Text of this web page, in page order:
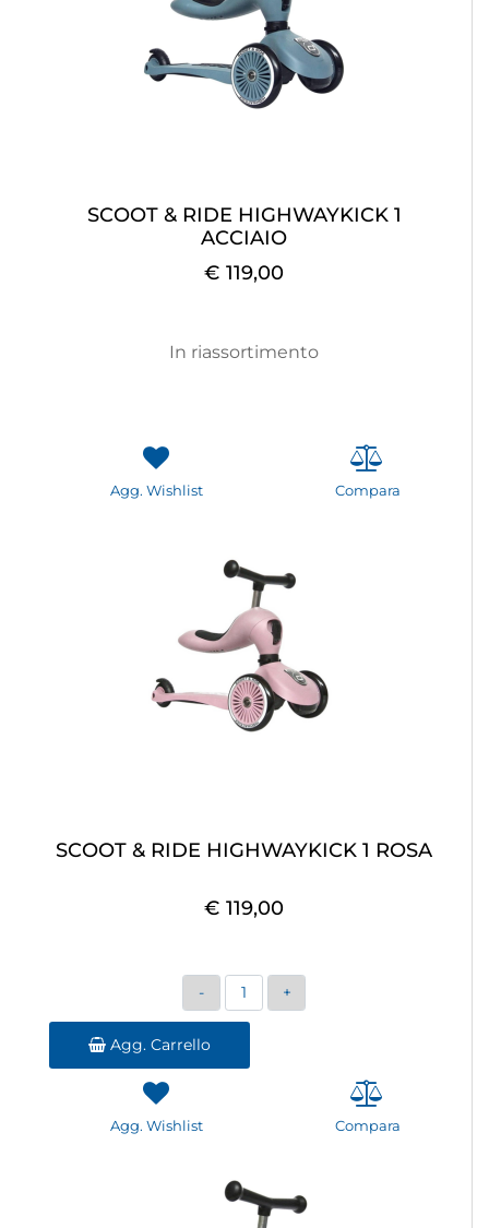
SCOOT & RIDE HIGHWAYKICK 1
ACCIAIO
€ 119,00
In riassortimento
Agg. Wishlist Compara
SCOOT & RIDE HIGHWAYKICK 1 ROSA
€ 119,00
Quantità
Agg. Carrello
Agg. Wishlist Compara